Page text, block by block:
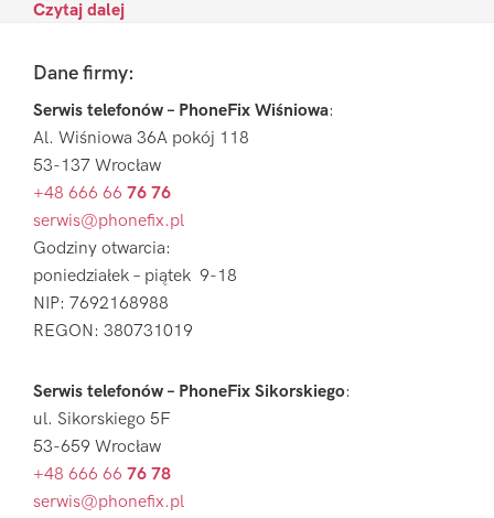
Czytaj dalej
FooterDane firmy:
Serwis telefonów – PhoneFix Wiśniowa:
Al. Wiśniowa 36A pokój 118
53-137 Wrocław
+48 666 66 76 76
serwis@phonefix.pl
Godziny otwarcia:
poniedziałek – piątek 9-18
NIP: 7692168988
REGON: 380731019
Serwis telefonów – PhoneFix Sikorskiego:
ul. Sikorskiego 5F
53-659 Wrocław
+48 666 66 76 78
serwis@phonefix.pl